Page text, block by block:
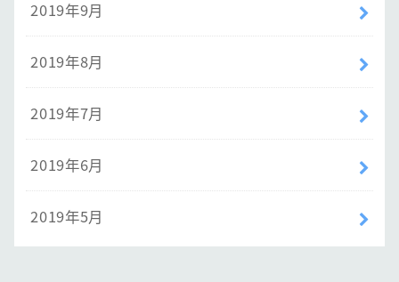
2019年9月
2019年8月
2019年7月
2019年6月
2019年5月